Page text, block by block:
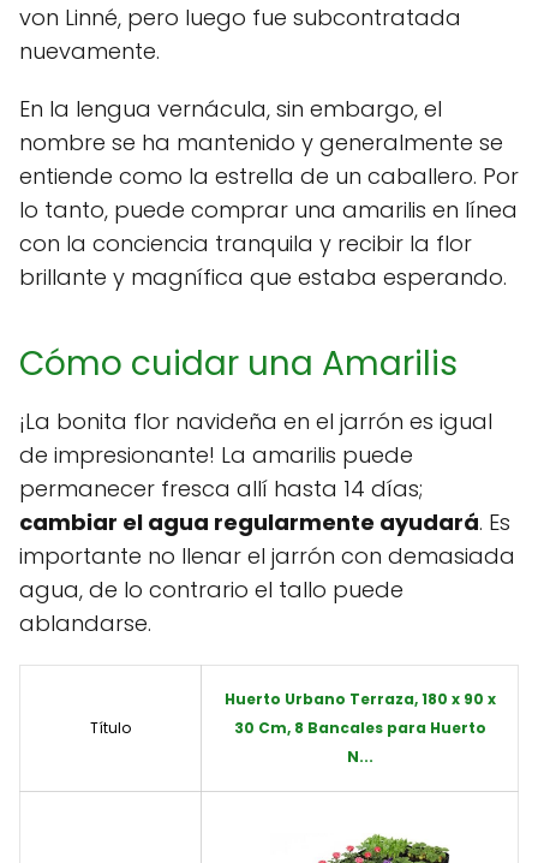
von Linné, pero luego fue subcontratada
nuevamente.
En la lengua vernácula, sin embargo, el
nombre se ha mantenido y generalmente se
entiende como la estrella de un caballero. Por
lo tanto, puede comprar una amarilis en línea
con la conciencia tranquila y recibir la flor
brillante y magnífica que estaba esperando.
Cómo cuidar una Amarilis
¡La bonita flor navideña en el jarrón es igual
de impresionante! La amarilis puede
permanecer fresca allí hasta 14 días;
cambiar el agua regularmente ayudará. Es
importante no llenar el jarrón con demasiada
agua, de lo contrario el tallo puede
ablandarse.
Título
Huerto Urbano Terraza, 180 x 90 x
30 Cm, 8 Bancales para Huerto
N...